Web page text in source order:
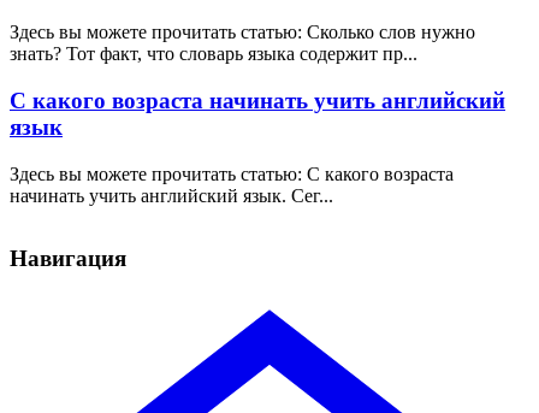
Здесь вы можете прочитать статью: Сколько слов нужно
знать? Тот факт, что словарь языка содержит пр...
С какого возраста начинать учить английский
язык
Здесь вы можете прочитать статью: С какого возраста
начинать учить английский язык. Сег...
Навигация